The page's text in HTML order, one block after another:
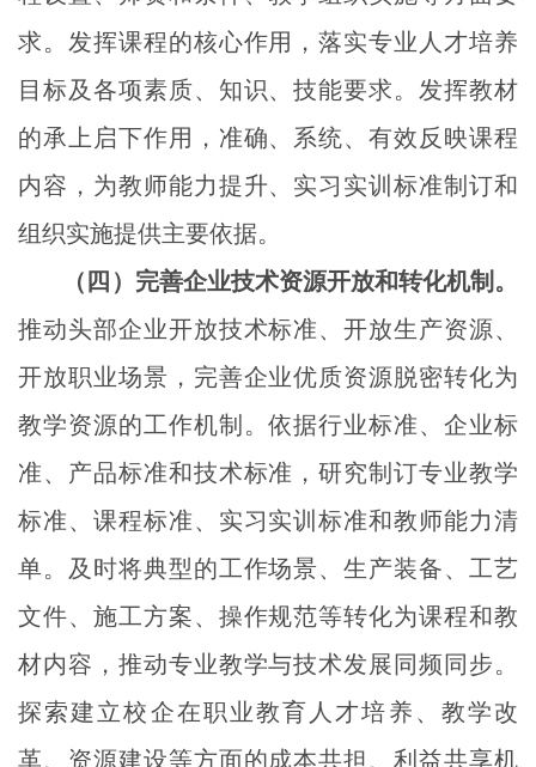
求。发挥课程的核心作用，落实专业人才培养
目标及各项素质、知识、技能要求。发挥教材
的承上启下作用，准确、系统、有效反映课程
内容，为教师能力提升、实习实训标准制订和
组织实施提供主要依据。
（四）完善企业技术资源开放和转化机制。
推动头部企业开放技术标准、开放生产资源、
开放职业场景，完善企业优质资源脱密转化为
教学资源的工作机制。依据行业标准、企业标
准、产品标准和技术标准，研究制订专业教学
标准、课程标准、实习实训标准和教师能力清
单。及时将典型的工作场景、生产装备、工艺
文件、施工方案、操作规范等转化为课程和教
材内容，推动专业教学与技术发展同频同步。
探索建立校企在职业教育人才培养、教学改
革、资源建设等方面的成本共担、利益共享机